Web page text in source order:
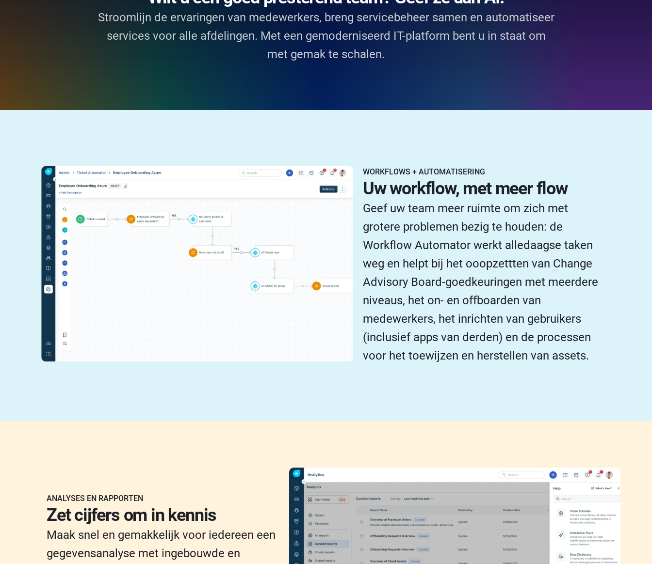
Stroomlijn de ervaringen van medewerkers, breng servicebeheer samen en automatiseer
services voor alle afdelingen. Met een gemoderniseerd IT-platform bent u in staat om
met gemak te schalen.
WORKFLOWS + AUTOMATISERING
Uw workflow, met meer flow
Geef uw team meer ruimte om zich met
grotere problemen bezig te houden: de
Workflow Automator werkt alledaagse taken
weg en helpt bij het ooopzettten van Change
Advisory Board-goedkeuringen met meerdere
niveaus, het on- en offboarden van
medewerkers, het inrichten van gebruikers
(inclusief apps van derden) en de processen
voor het toewijzen en herstellen van assets.
ANALYSES EN RAPPORTEN
Zet cijfers om in kennis
Maak snel en gemakkelijk voor iedereen een
gegevensanalyse met ingebouwde en